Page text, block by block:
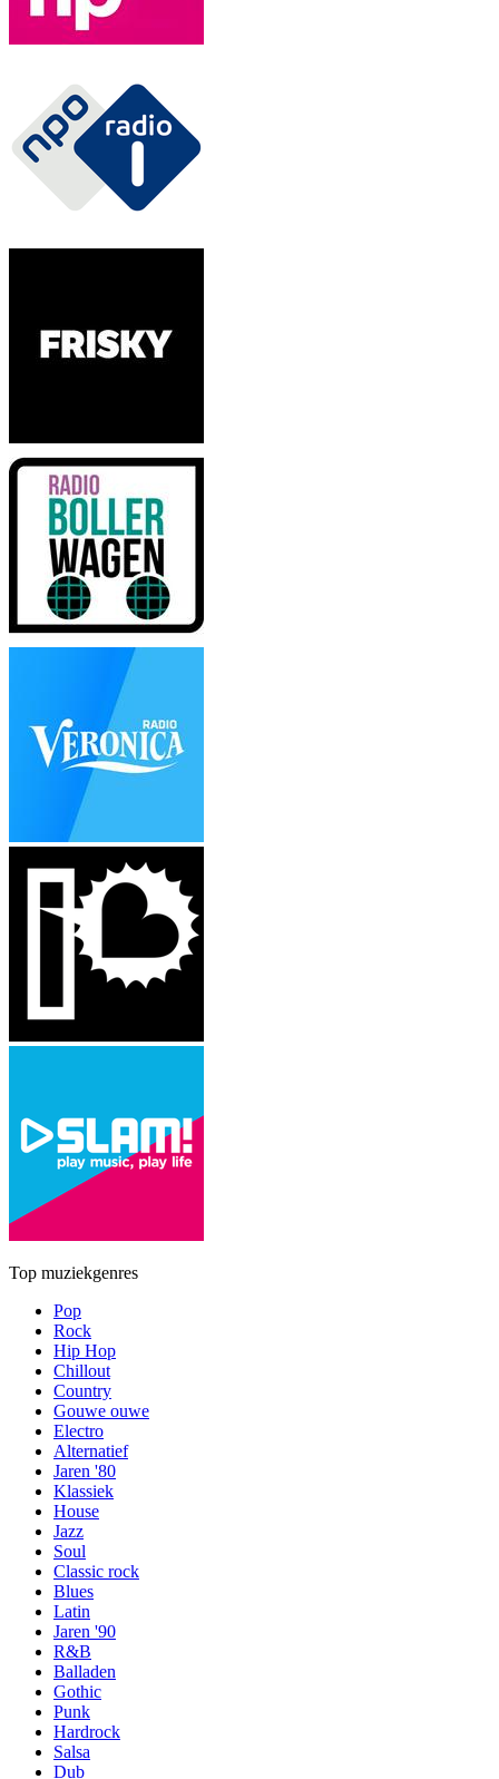
Top muziekgenres
Pop
Rock
Hip Hop
Chillout
Country
Gouwe ouwe
Electro
Alternatief
Jaren '80
Klassiek
House
Jazz
Soul
Classic rock
Blues
Latin
Jaren '90
R&B
Balladen
Gothic
Punk
Hardrock
Salsa
Dub